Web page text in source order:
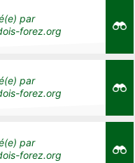
par
forez.org
par
forez.org
par
forez.org